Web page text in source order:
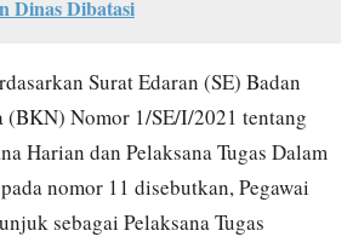
Dinas Dibatasi
Surat Edaran (SE) Badan
(BKN) Nomor 1/SE/I/2021 tentang
Harian dan Pelaksana Tugas Dalam
nomor 11 disebutkan, Pegawai
sebagai Pelaksana Tugas